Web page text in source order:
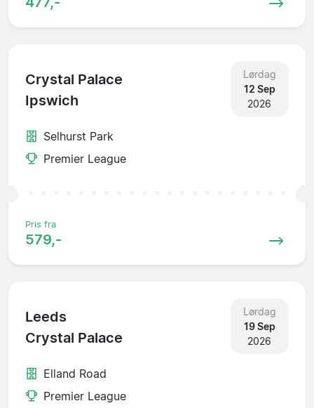
Crystal Palace
Ipswich
Lørdag
12 Sep
2026
Selhurst Park
Premier League
Pris fra
579,-
Leeds
Crystal Palace
Lørdag
19 Sep
2026
Elland Road
Premier League